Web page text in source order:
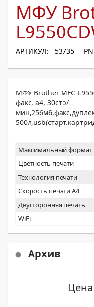
МФУ
АРТИКУЛ: 53735
МФУ Brother MFC-
факс, a4, 30стр/
Максимальный формат
Цветность печати
Технология печати
Скорость печати А4
Двусторонняя печать
WiFi
Архив